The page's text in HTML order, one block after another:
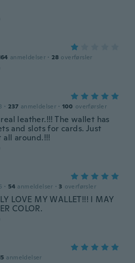
anmeldelser · 28 overførsler
· 237 anmeldelser · 100 overførsler
leather.!!! The wallet has
and slots for cards. Just
around.!!!
· 54 anmeldelser · 3 overførsler
LOVE MY WALLET!!! I MAY
COLOR.
anmeldelser